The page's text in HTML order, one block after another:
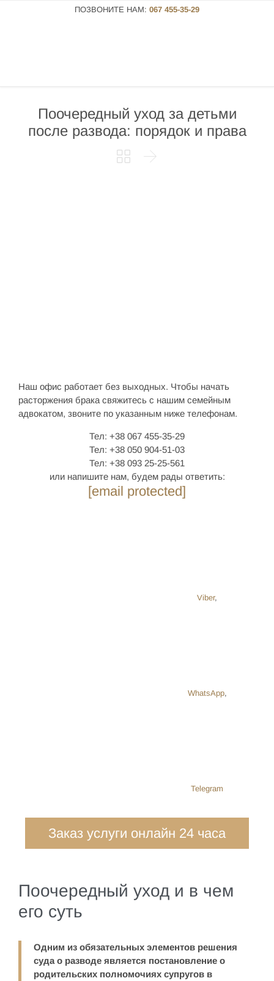
ПОЗВОНИТЕ НАМ: 067 455-35-29
Поочередный уход за детьми
после развода: порядок и права
 
Наш офис работает без выходных. Чтобы начать
расторжения брака свяжитесь с нашим семейным
адвокатом, звоните по указанным ниже телефонам.
Тел: +38 067 455-35-29
Тел: +38 050 904-51-03
Тел: +38 093 25-25-561
или напишите нам, будем рады ответить:
[email protected]
Viber,
WhatsApp,
Telegram
Заказ услуги онлайн 24 часа
Поочередный уход и в чем
его суть
Одним из обязательных элементов решения
суда о разводе является постановление о
родительских полномочиях супругов в